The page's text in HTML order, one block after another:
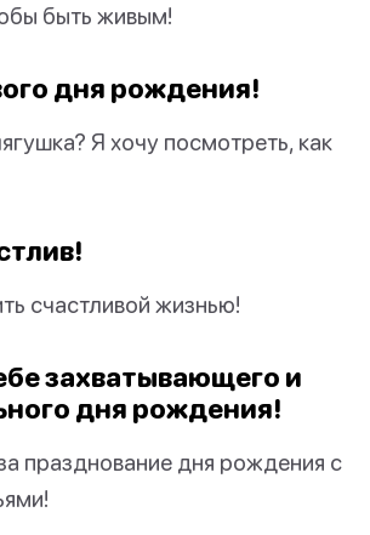
быть живым!
дня рождения!
Я хочу посмотреть, как
счастливой жизнью!
захватывающего и
дня рождения!
празднование дня рождения с